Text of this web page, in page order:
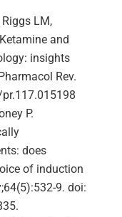
LM,
and
insights
Rev.
P.
does
of induction
9. doi: